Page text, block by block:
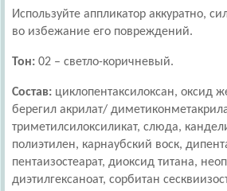
Используйте аппликатор аккуратно,
во избежание его повреждений.
Тон: 02 – светло-коричневый.
Состав: циклопентаксилоксан, оксид
берегил акрилат/
триметилсилоксиликат, слюда,
полиэтилен, карнаубский воск,
пентаизостеарат, диоксид титана,
диэтилгексаноат, сорбитан